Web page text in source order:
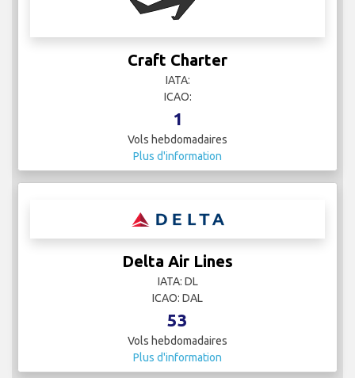
Craft Charter
IATA:
ICAO:
1
Vols hebdomadaires
Plus d'information
Delta Air Lines
IATA: DL
ICAO: DAL
53
Vols hebdomadaires
Plus d'information